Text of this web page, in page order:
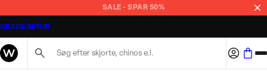
SALE - SPAR 50%
GRATIS RETUR